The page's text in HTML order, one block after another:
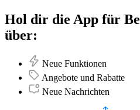
Hol dir die App für
über:
Neue Funktionen
Angebote und Rabatte
Neue Nachrichten